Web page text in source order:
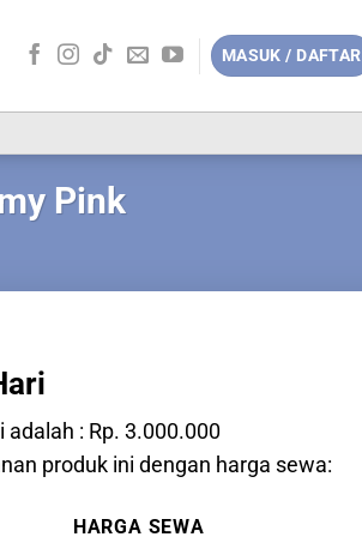
MASUK / DAFTAR
Pink
adalah : Rp. 3.000.000
produk ini dengan harga sewa:
HARGA SEWA